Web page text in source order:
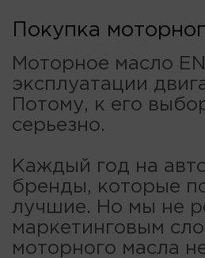
Покупка
Моторное масло
эксплуатации
Потому, к его
серьезно.
Каждый год на
бренды, которые
лучшие. Но мы не
маркетинговым
моторного масла